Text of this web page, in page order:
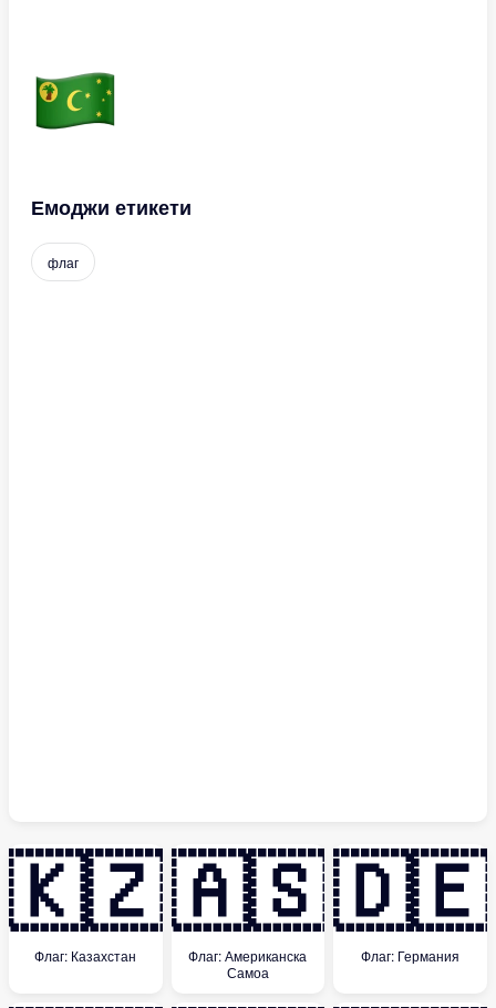
Емоджи етикети
флаг
🇰🇿
Флаг: Казахстан
🇦🇸
Флаг: Американска
Самоа
🇩🇪
Флаг: Германия